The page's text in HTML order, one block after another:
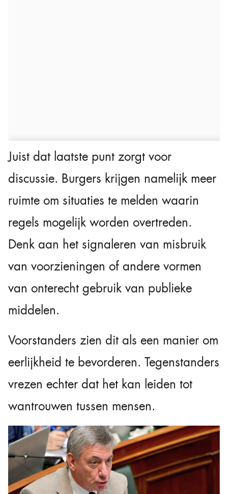
Juist dat laatste punt zorgt voor
discussie. Burgers krijgen namelijk meer
ruimte om situaties te melden waarin
regels mogelijk worden overtreden.
Denk aan het signaleren van misbruik
van voorzieningen of andere vormen
van onterecht gebruik van publieke
middelen.
Voorstanders zien dit als een manier om
eerlijkheid te bevorderen. Tegenstanders
vrezen echter dat het kan leiden tot
wantrouwen tussen mensen.